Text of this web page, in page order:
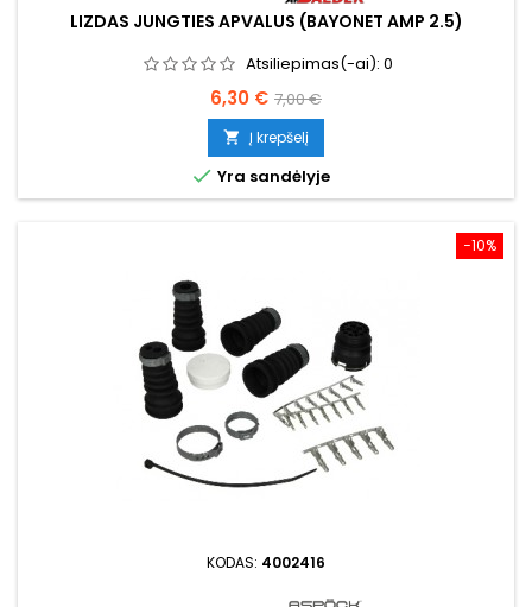
LIZDAS JUNGTIES APVALUS (BAYONET AMP 2.5)
Atsiliepimas(-ai): 0
Kaina
6,30 € Bazinė
kaina
7,00 €
 Į krepšelį
 Yra sandėlyje
−10%
KODAS: 4002416